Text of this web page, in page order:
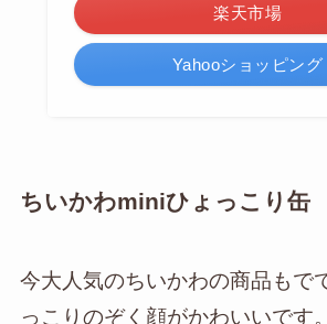
楽天市場
Yahooショッピング
ちいかわminiひょっこり缶
今大人気のちいかわの商品もで
っこりのぞく顔がかわいいです。